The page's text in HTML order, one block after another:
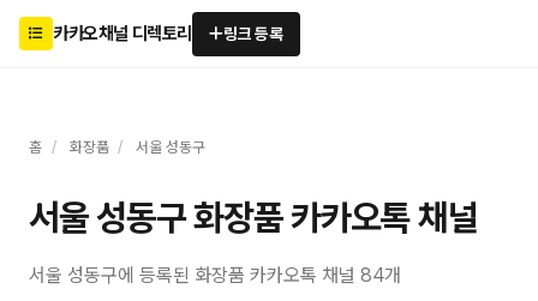
카카오채널 디렉토리 링크 등록
홈 / 화장품 / 서울 성동구
서울 성동구 화장품 카카오톡 채널
서울 성동구에 등록된 화장품 카카오톡 채널 84개